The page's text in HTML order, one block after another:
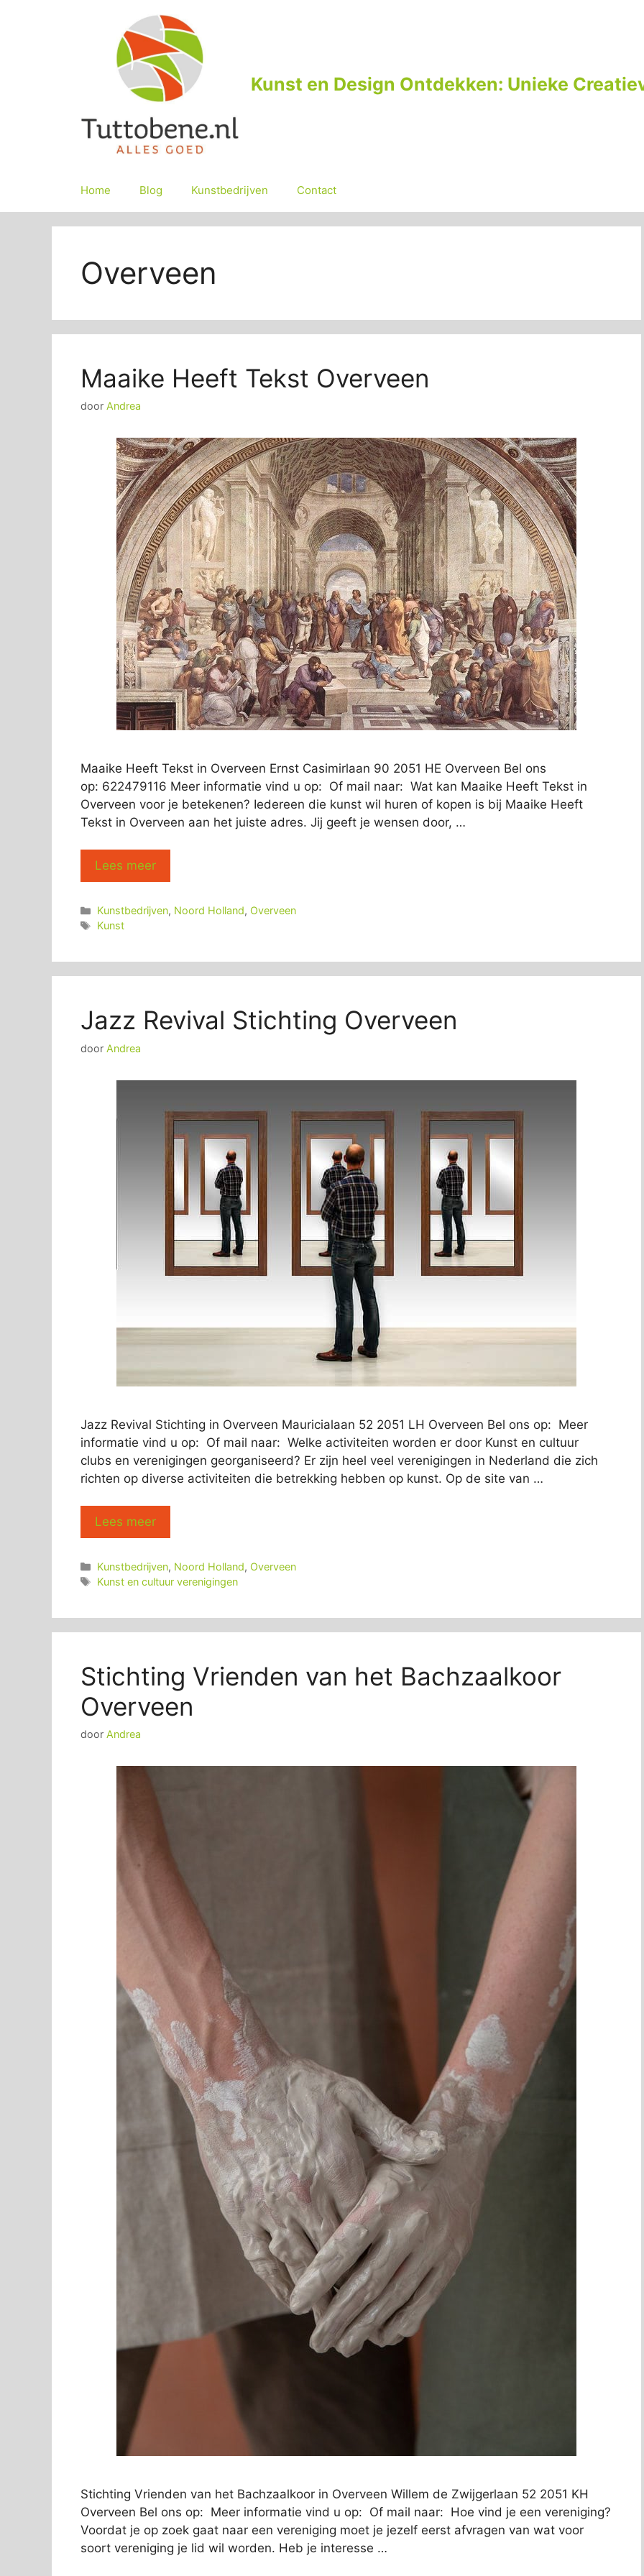
Kunst en Design Ontdekken: Unieke
Home Blog Kunstbedrijven Contact
Overveen
Maaike Heeft Tekst Overveen
door Andrea
Maaike Heeft Tekst in Overveen Ernst Casimirlaan 90 2051 HE Overveen Bel ons
op: 622479116 Meer informatie vind u op: Of mail naar: Wat kan Maaike Heeft Tekst in
Overveen voor je betekenen? Iedereen die kunst wil huren of kopen is bij Maaike Heeft
Tekst in Overveen aan het juiste adres. Jij geeft je wensen door, …
Lees meer
Categorieën
Kunstbedrijven, Noord Holland, Overveen
Tags
Kunst
Jazz Revival Stichting Overveen
door Andrea
Jazz Revival Stichting in Overveen Mauricialaan 52 2051 LH Overveen Bel ons op: Meer
informatie vind u op: Of mail naar: Welke activiteiten worden er door Kunst en cultuur
clubs en verenigingen georganiseerd? Er zijn heel veel verenigingen in Nederland die zich
richten op diverse activiteiten die betrekking hebben op kunst. Op de site van …
Lees meer
Categorieën
Kunstbedrijven, Noord Holland, Overveen
Tags
Kunst en cultuur verenigingen
Stichting Vrienden van het Bachzaalkoor
Overveen
door Andrea
Stichting Vrienden van het Bachzaalkoor in Overveen Willem de Zwijgerlaan 52 2051 KH
Overveen Bel ons op: Meer informatie vind u op: Of mail naar: Hoe vind je een vereniging?
Voordat je op zoek gaat naar een vereniging moet je jezelf eerst afvragen van wat voor
soort vereniging je lid wil worden. Heb je interesse …